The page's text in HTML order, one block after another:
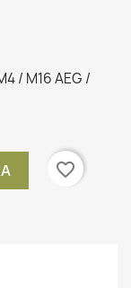
/ M16 AEG /
favorite_border